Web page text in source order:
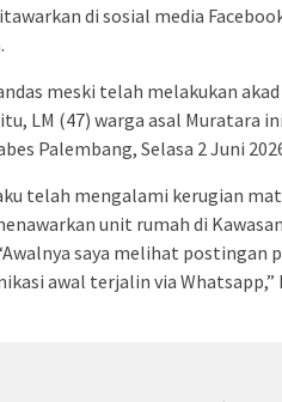
di sosial media
meski telah melakukan
LM (47) warga asal Muratara
Palembang, Selasa 2 Juni
telah mengalami kerugian
unit rumah di
saya melihat postingan
awal terjalin via Whatsapp,”